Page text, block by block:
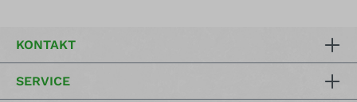
KONTAKT
SERVICE